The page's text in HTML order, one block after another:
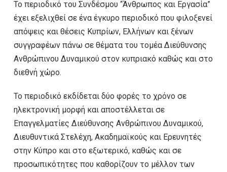
To περιοδικό του Συνδέσμου “Άνθρωπος και Εργασία”
έχει εξελιχθεί σε ένα έγκυρο περιοδικό που φιλοξενεί
απόψεις και θέσεις Κυπρίων, Ελλήνων και ξένων
συγγραφέων πάνω σε θέματα του τομέα Διεύθυνσης
Ανθρώπινου Δυναμικού στον κυπριακό καθώς και στο
διεθνή χώρο.
Το περιοδικό εκδίδεται δύο φορές το χρόνο σε
ηλεκτρονική μορφή και αποστέλλεται σε
Επαγγελματίες Διεύθυνσης Ανθρώπινου Δυναμικού,
Διευθυντικά Στελέχη, Ακαδημαϊκούς και Ερευνητές
στην Κύπρο και στο εξωτερικό, καθώς και σε
προσωπικότητες που καθορίζουν το μέλλον των